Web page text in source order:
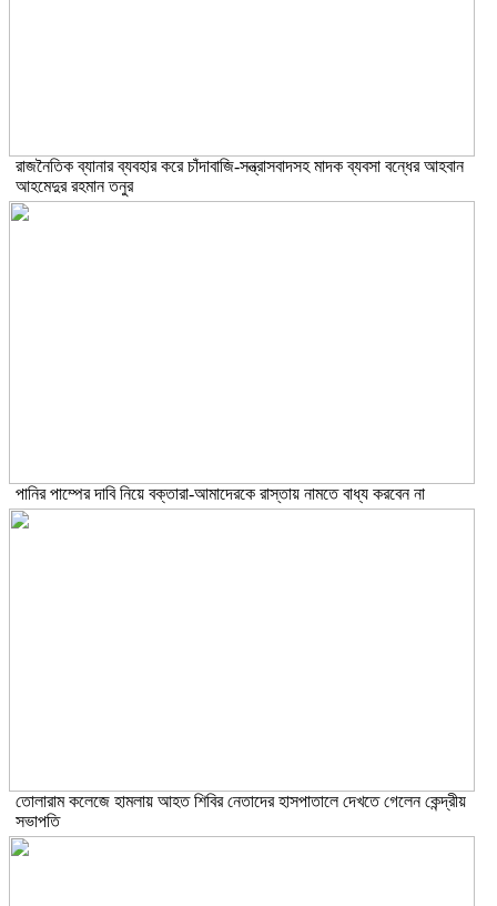
রাজনৈতিক ব্যানার ব্যবহার করে চাঁদাবাজি-সন্ত্রাসবাদসহ মাদক ব্যবসা বন্ধের আহবান
আহমেদুর রহমান তনুর
পানির পাম্পের দাবি নিয়ে বক্তারা-আমাদেরকে রাস্তায় নামতে বাধ্য করবেন না
তোলারাম কলেজে হামলায় আহত শিবির নেতাদের হাসপাতালে দেখতে গেলেন কেন্দ্রীয়
সভাপতি